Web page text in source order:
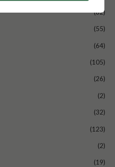
(62)
(55)
(64)
(105)
(26)
(2)
(32)
(123)
(2)
(19)